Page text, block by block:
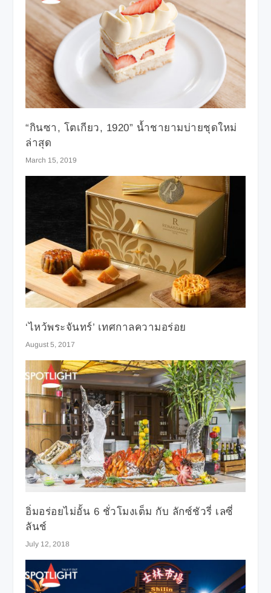
“กินซา, โตเกียว, 1920” น้ำชายามบ่ายชุดใหม่
ล่าสุด
March 15, 2019
‘ไหว้พระจันทร์’ เทศกาลความอร่อย
August 5, 2017
อิ่มอร่อยไม่อั้น 6 ชั่วโมงเต็ม กับ ลักซ์ชัวรี่ เลซี่
ลันช์
July 12, 2018